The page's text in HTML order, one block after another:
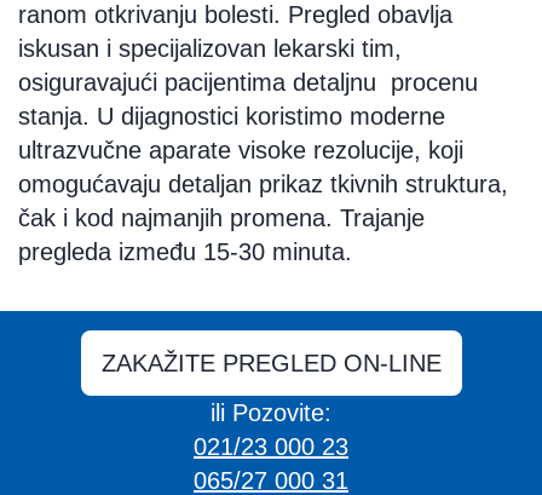
ranom otkrivanju bolesti. Pregled obavlja
iskusan i specijalizovan lekarski tim,
osiguravajući pacijentima detaljnu procenu
stanja. U dijagnostici koristimo moderne
ultrazvučne aparate visoke rezolucije, koji
omogućavaju detaljan prikaz tkivnih struktura,
čak i kod najmanjih promena. Trajanje
pregleda između 15-30 minuta.
ZAKAŽITE PREGLED ON-LINE
ili Pozovite:
021/23 000 23
065/27 000 31